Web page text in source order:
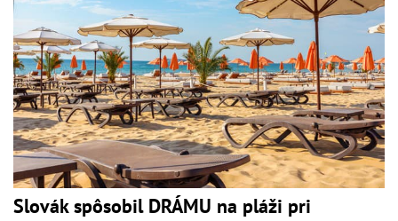
Slovák spôsobil DRÁMU na pláži pri